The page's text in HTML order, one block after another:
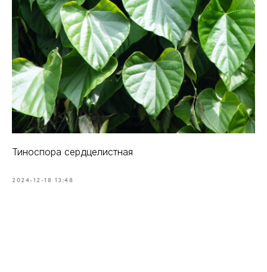
Тиноспора сердцелистная
2024-12-18 13:48